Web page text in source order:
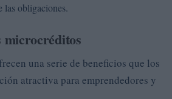
las obligaciones.
microcréditos
una serie de beneficios que los
atractiva para emprendedores y